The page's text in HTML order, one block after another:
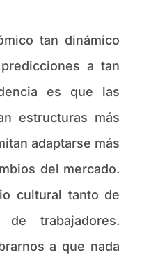
tan dinámico
a tan
es que las
estructuras más
adaptarse más
del mercado.
cultural tanto de
de trabajadores.
a que nada